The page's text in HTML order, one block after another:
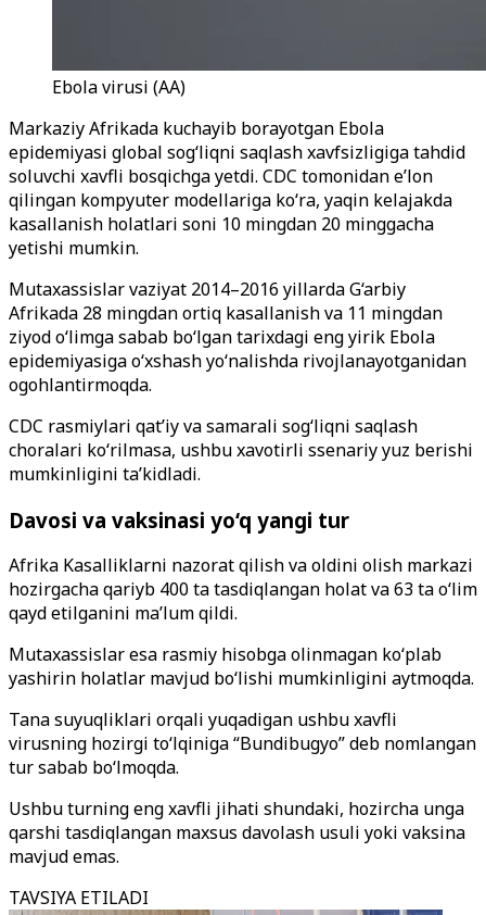
Ebola virusi (AA)
Markaziy Afrikada kuchayib borayotgan Ebola
epidemiyasi global sog‘liqni saqlash xavfsizligiga tahdid
soluvchi xavfli bosqichga yetdi. CDC tomonidan e’lon
qilingan kompyuter modellariga ko‘ra, yaqin kelajakda
kasallanish holatlari soni 10 mingdan 20 minggacha
yetishi mumkin.
Mutaxassislar vaziyat 2014–2016 yillarda G‘arbiy
Afrikada 28 mingdan ortiq kasallanish va 11 mingdan
ziyod o‘limga sabab bo‘lgan tarixdagi eng yirik Ebola
epidemiyasiga o‘xshash yo‘nalishda rivojlanayotganidan
ogohlantirmoqda.
CDC rasmiylari qat’iy va samarali sog‘liqni saqlash
choralari ko‘rilmasa, ushbu xavotirli ssenariy yuz berishi
mumkinligini ta’kidladi.
Davosi va vaksinasi yo‘q yangi tur
Afrika Kasalliklarni nazorat qilish va oldini olish markazi
hozirgacha qariyb 400 ta tasdiqlangan holat va 63 ta o‘lim
qayd etilganini ma’lum qildi.
Mutaxassislar esa rasmiy hisobga olinmagan ko‘plab
yashirin holatlar mavjud bo‘lishi mumkinligini aytmoqda.
Tana suyuqliklari orqali yuqadigan ushbu xavfli
virusning hozirgi to‘lqiniga “Bundibugyo” deb nomlangan
tur sabab bo‘lmoqda.
Ushbu turning eng xavfli jihati shundaki, hozircha unga
qarshi tasdiqlangan maxsus davolash usuli yoki vaksina
mavjud emas.
TAVSIYA ETILADI